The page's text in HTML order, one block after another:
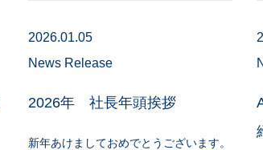
2026.01.05
News Release
2026年 社長年頭挨拶
新年あけましておめでとうございます。